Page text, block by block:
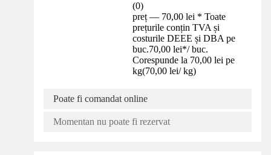
(0)
preț — 70,00 lei * Toate
prețurile conțin TVA și
costurile DEEE și DBA pe
buc.70,00 lei*/ buc.
Corespunde la 70,00 lei pe
kg(70,00 lei/ kg)
Poate fi comandat online
Momentan nu poate fi rezervat